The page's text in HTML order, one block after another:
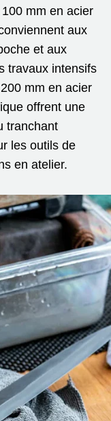
mm en acier
aux
et aux
travaux intensifs
mm en acier
offrent une
tranchant
les outils de
en atelier.